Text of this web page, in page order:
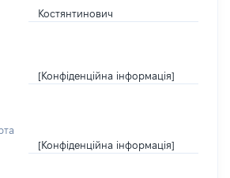
Костянтинович
[Конфіденційна інформація]
[Конфіденційна інформація]